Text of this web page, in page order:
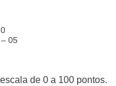
05
de 0 a 100 pontos.